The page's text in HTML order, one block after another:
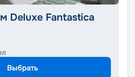
Deluxe Fantastica
Выбрать